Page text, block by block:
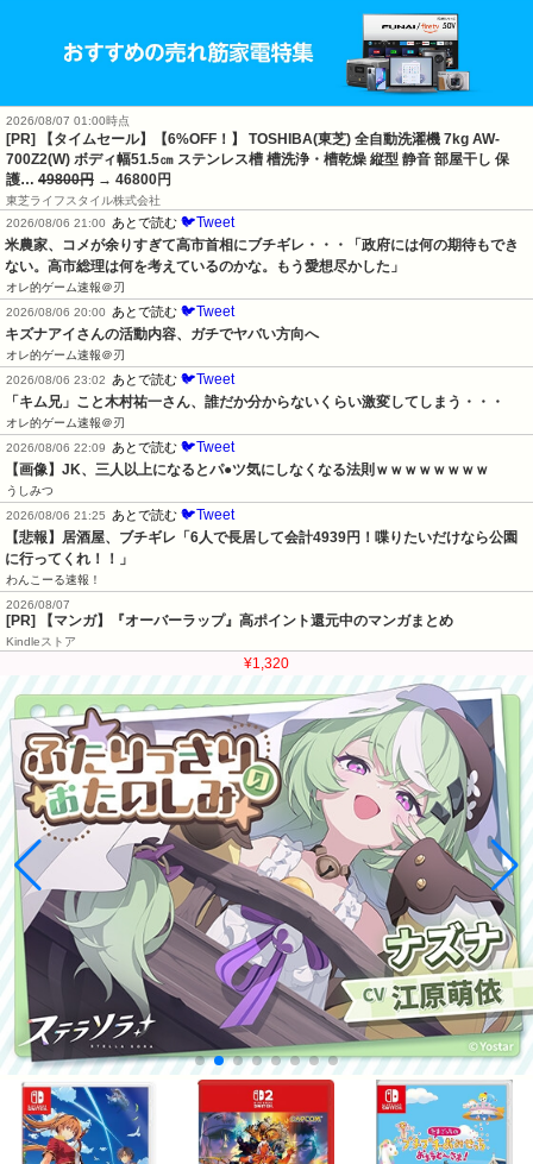
2026/08/07 01:00時点
[PR] 【タイムセール】【6%OFF！】 TOSHIBA(東芝) 全自動洗濯機 7kg AW-
700Z2(W) ボディ幅51.5㎝ ステンレス槽 槽洗浄・槽乾燥 縦型 静音 部屋干し 保
護… 49800円 → 46800円
東芝ライフスタイル株式会社
2026/08/06 21:00
あとで読む 🐦Tweet
米農家、コメが余りすぎて高市首相にブチギレ・・・「政府には何の期待もでき
ない。高市総理は何を考えているのかな。もう愛想尽かした」
オレ的ゲーム速報＠刃
2026/08/06 20:00
あとで読む 🐦Tweet
キズナアイさんの活動内容、ガチでヤバい方向へ
オレ的ゲーム速報＠刃
2026/08/06 23:02
あとで読む 🐦Tweet
「キム兄」こと木村祐一さん、誰だか分からないくらい激変してしまう・・・
オレ的ゲーム速報＠刃
2026/08/06 22:09
あとで読む 🐦Tweet
【画像】JK、三人以上になるとパ●ツ気にしなくなる法則ｗｗｗｗｗｗｗｗ
うしみつ
2026/08/06 21:25
あとで読む 🐦Tweet
【悲報】居酒屋、ブチギレ「6人で長居して会計4939円！喋りたいだけなら公園
に行ってくれ！！」
わんこーる速報！
2026/08/07
[PR] 【マンガ】『オーバーラップ』高ポイント還元中のマンガまとめ
Kindleストア
¥1,320